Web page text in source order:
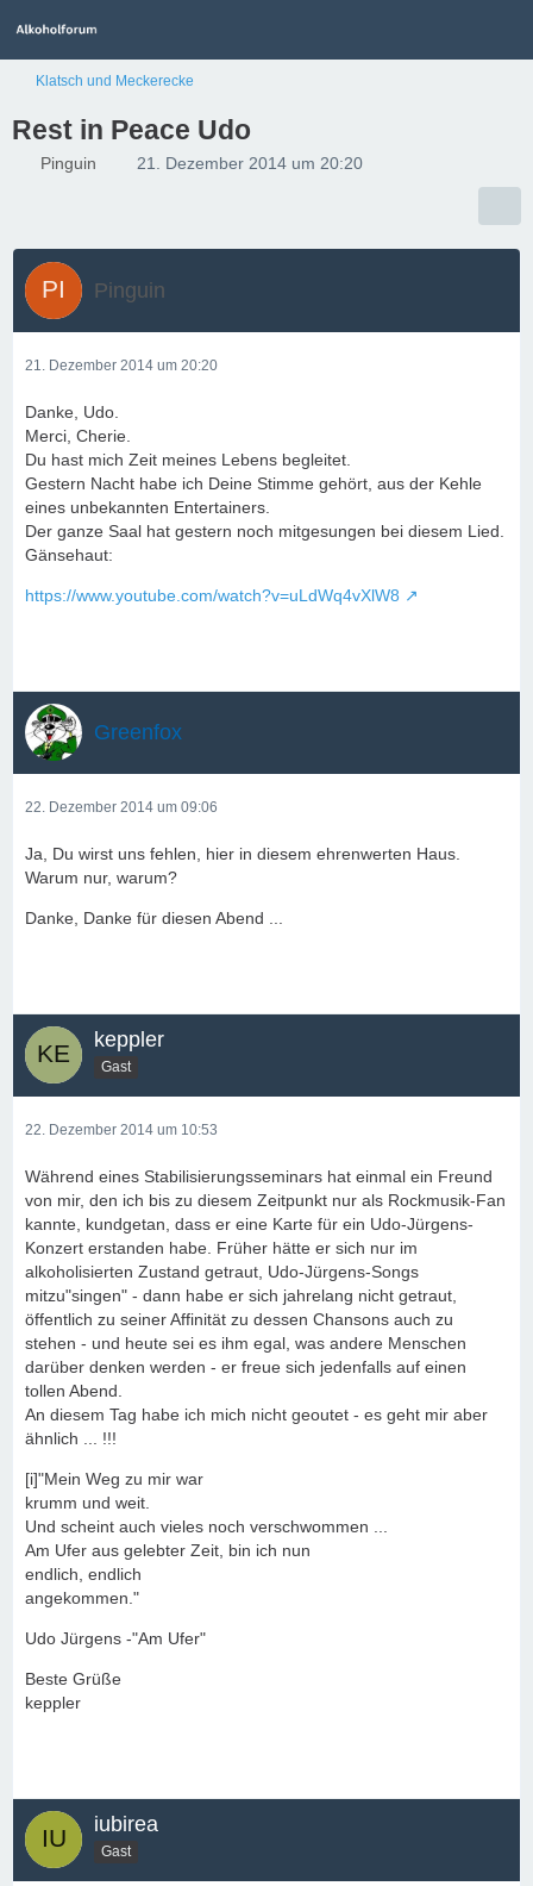
Klatsch und Meckerecke
Rest in Peace Udo
Pinguin 21. Dezember 2014 um 20:20
Pinguin
21. Dezember 2014 um 20:20
Danke, Udo.
Merci, Cherie.
Du hast mich Zeit meines Lebens begleitet.
Gestern Nacht habe ich Deine Stimme gehört, aus der Kehle
eines unbekannten Entertainers.
Der ganze Saal hat gestern noch mitgesungen bei diesem Lied.
Gänsehaut:
https://www.youtube.com/watch?v=uLdWq4vXlW8
Greenfox
22. Dezember 2014 um 09:06
Ja, Du wirst uns fehlen, hier in diesem ehrenwerten Haus.
Warum nur, warum?
Danke, Danke für diesen Abend ...
keppler
Gast
22. Dezember 2014 um 10:53
Während eines Stabilisierungsseminars hat einmal ein Freund
von mir, den ich bis zu diesem Zeitpunkt nur als Rockmusik-Fan
kannte, kundgetan, dass er eine Karte für ein Udo-Jürgens-
Konzert erstanden habe. Früher hätte er sich nur im
alkoholisierten Zustand getraut, Udo-Jürgens-Songs
mitzu"singen" - dann habe er sich jahrelang nicht getraut,
öffentlich zu seiner Affinität zu dessen Chansons auch zu
stehen - und heute sei es ihm egal, was andere Menschen
darüber denken werden - er freue sich jedenfalls auf einen
tollen Abend.
An diesem Tag habe ich mich nicht geoutet - es geht mir aber
ähnlich ... !!!
[i]"Mein Weg zu mir war
krumm und weit.
Und scheint auch vieles noch verschwommen ...
Am Ufer aus gelebter Zeit, bin ich nun
endlich, endlich
angekommen."
Udo Jürgens -"Am Ufer"
Beste Grüße
keppler
iubirea
Gast